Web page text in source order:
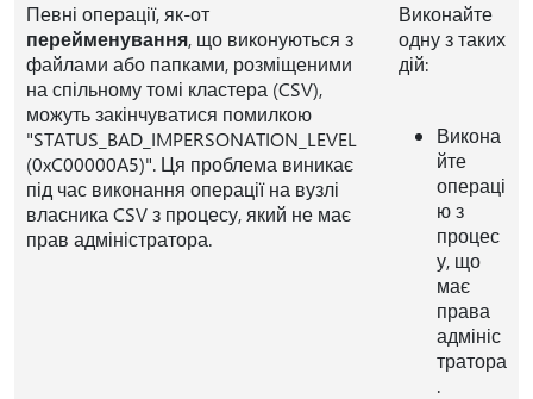
Певні операції, як-от
перейменування, що виконуються з
файлами або папками, розміщеними
на спільному томі кластера (CSV),
можуть закінчуватися помилкою
"STATUS_BAD_IMPERSONATION_LEVEL
(0xC00000A5)". Ця проблема виникає
під час виконання операції на вузлі
власника CSV з процесу, який не має
прав адміністратора.
Виконайте
одну з таких
дій:
Викона
йте
операці
ю з
процес
у, що
має
права
адмініс
тратора
.